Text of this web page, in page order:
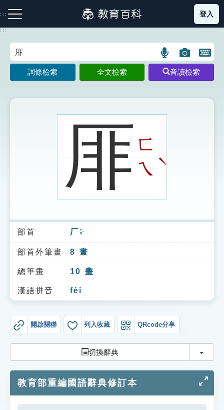
到
主
:::
注音索引圖示 筆畫索引圖示 部首索引表圖示
索引選單
知識索引
單字索引
生命大百科索引
遊戲專區
教學應用
貓頭鷹博士
登入
:::
語
言
搜
示
圖
片
搜
開
鍵
圖
詞條檢索 全文檢索 音讀檢索
厞ㄈ
ㄟˋ
部首 厂 ㄏㄢˇ
部首外筆畫 8 畫
總筆畫 10 畫
漢語拼音 fèi
開啟關聯 列入收藏 QRcode分享
切換辭典 切換
教育部重編國語辭典修訂本